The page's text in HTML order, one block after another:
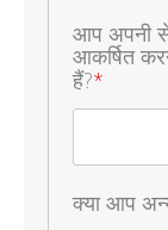
आप अपनी
आकर्षित
हैं?*
क्या आप